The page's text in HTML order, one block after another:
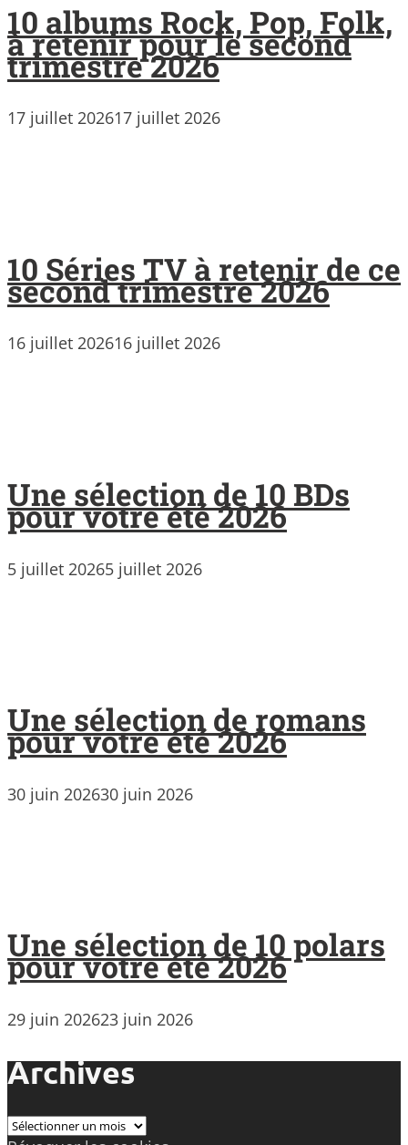
10 albums Rock, Pop, Folk,
à retenir pour le second
trimestre 2026
17 juillet 202617 juillet 2026
10 Séries TV à retenir de ce
second trimestre 2026
16 juillet 202616 juillet 2026
Une sélection de 10 BDs
pour votre été 2026
5 juillet 20265 juillet 2026
Une sélection de romans
pour votre été 2026
30 juin 202630 juin 2026
Une sélection de 10 polars
pour votre été 2026
29 juin 202623 juin 2026
Archives
Archives